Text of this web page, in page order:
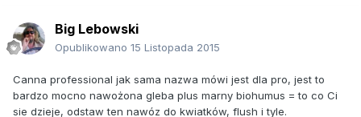
Big Lebowski
Opublikowano 15 Listopada 2015
Canna professional jak sama nazwa mówi jest dla pro, jest to
bardzo mocno nawożona gleba plus marny biohumus = to co Ci
sie dzieje, odstaw ten nawóz do kwiatków, flush i tyle.